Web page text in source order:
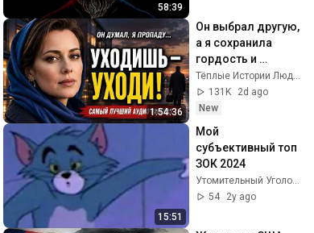
58:39
1:54:36
Он выбрал другую,
а я сохранила
гордость и
отпустила его
Тёплые Истории Людей
131K
2d ago
New
15:51
Мой
субъективный топ
ЗОК 2024
Утомительный Уголок 2.0
54
2y ago